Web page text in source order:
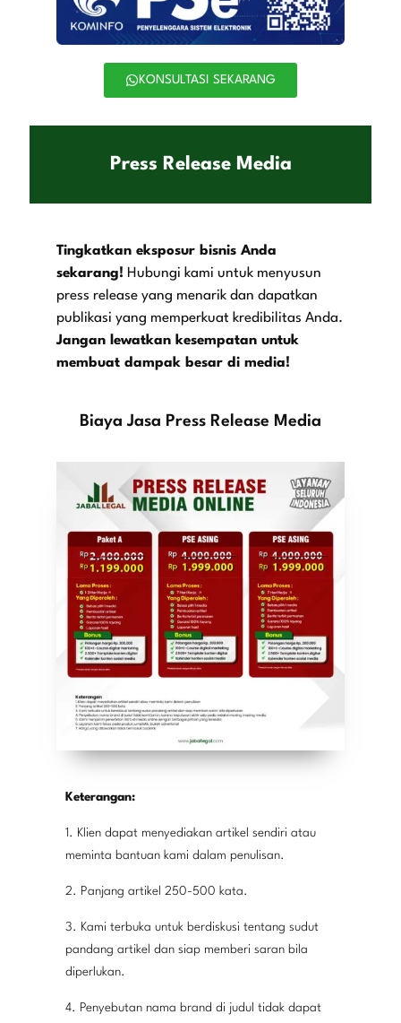
KONSULTASI SEKARANG
Press Release Media
Tingkatkan eksposur bisnis Anda
sekarang! Hubungi kami untuk menyusun
press release yang menarik dan dapatkan
publikasi yang memperkuat kredibilitas Anda.
Jangan lewatkan kesempatan untuk
membuat dampak besar di media!
Biaya Jasa Press Release Media
Keterangan:
1. Klien dapat menyediakan artikel sendiri atau
meminta bantuan kami dalam penulisan.
2. Panjang artikel 250-500 kata.
3. Kami terbuka untuk berdiskusi tentang sudut
pandang artikel dan siap memberi saran bila
diperlukan.
4. Penyebutan nama brand di judul tidak dapat